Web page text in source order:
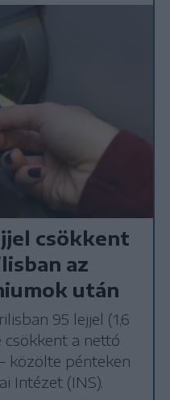
csökkent
az
után
95 lejjel (1,6
csökkent a nettó
közölte pénteken
Intézet (INS).